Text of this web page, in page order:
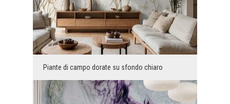
Piante di campo dorate su sfondo chiaro